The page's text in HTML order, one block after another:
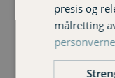
presis og
målretting